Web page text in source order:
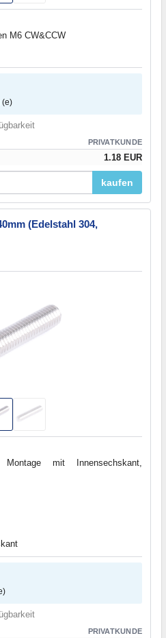
M6 CW&CCW
(e)
PRIVATKUNDE
1.18 EUR
kaufen
(Edelstahl 304,
mit Innensechskant,
PRIVATKUNDE